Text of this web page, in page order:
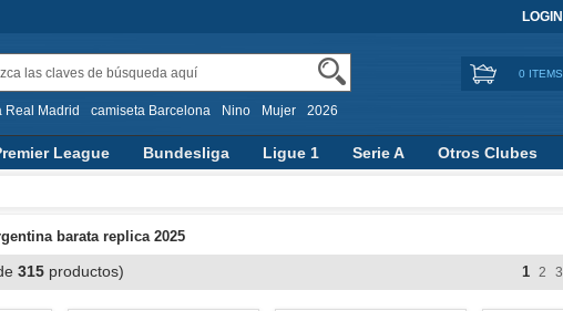
LOGIN
Real Madrid camiseta Barcelona Nino Mujer 2026
0 ITEMS
League Bundesliga Ligue 1 Serie A Otros Clubes
barata replica 2025
315 productos) 1 2 3